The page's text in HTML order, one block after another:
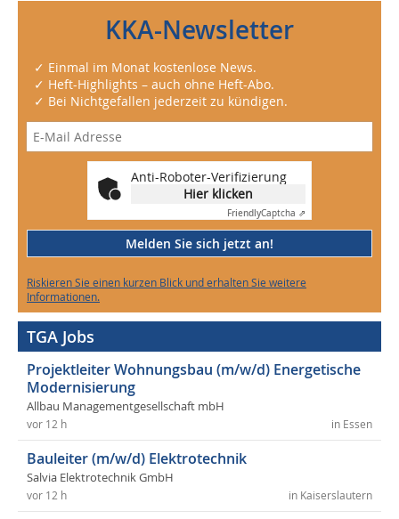
KKA-Newsletter
✓ Einmal im Monat kostenlose News.
✓ Heft-Highlights – auch ohne Heft-Abo.
✓ Bei Nichtgefallen jederzeit zu kündigen.
Anti-Roboter-Verifizierung
Hier klicken
FriendlyCaptcha ⇗
Melden Sie sich jetzt an!
Riskieren Sie einen kurzen Blick und erhalten Sie weitere
Informationen.
TGA Jobs
Projektleiter Wohnungsbau (m/w/d) Energetische
Modernisierung
Allbau Managementgesellschaft mbH
in Essen
vor 12 h
Bauleiter (m/w/d) Elektrotechnik
Salvia Elektrotechnik GmbH
in Kaiserslautern
vor 12 h